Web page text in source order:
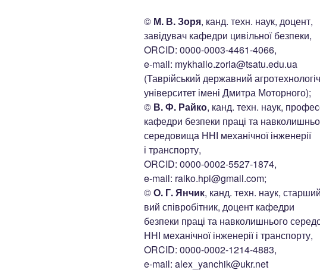
© М. В. Зоря, канд. техн. наук, доцент,
завідувач кафедри цивільної безпеки,
ORCID: 0000-0003-4461-4066,
e-mail: mykhailo.zoria@tsatu.edu.ua
(Таврійський державний
університет імені Дмитра Моторного);
© В. Ф. Райко, канд. техн. наук,
кафедри безпеки праці та
середовища ННІ механічної інженерії
і транспорту,
ORCID: 0000-0002-5527-1874,
e-mail: raiko.hpi@gmail.com;
©О. Г. Янчик, канд. техн. наук,
вий співробітник, доцент кафедри
безпеки праці та навколишнього
ННІ механічної інженерії і транспорту,
ORCID: 0000-0002-1214-4883,
e-mail: alex_yanchik@ukr.net